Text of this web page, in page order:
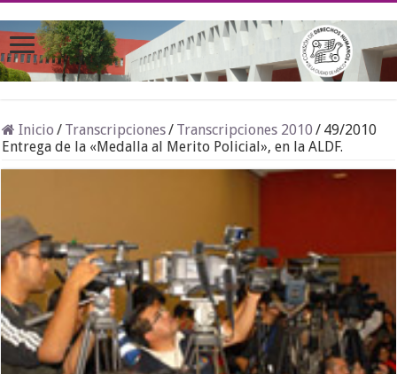
Inicio / Transcripciones/ Transcripciones 2010 / 49/2010
Entrega de la «Medalla al Merito Policial», en la ALDF.